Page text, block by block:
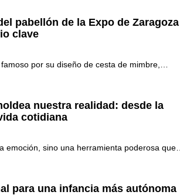
pabellón de la Expo de Zaragoza
clave
por su diseño de cesta de mimbre,…
nuestra realidad: desde la
cotidiana
emoción, sino una herramienta poderosa que…
para una infancia más autónoma